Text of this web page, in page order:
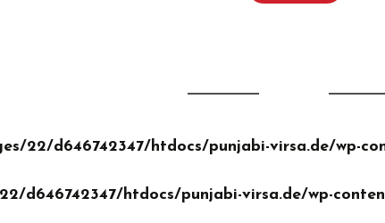
22/d646742347/htdocs/punjabi-virsa.de/wp-
d646742347/htdocs/punjabi-virsa.de/wp-